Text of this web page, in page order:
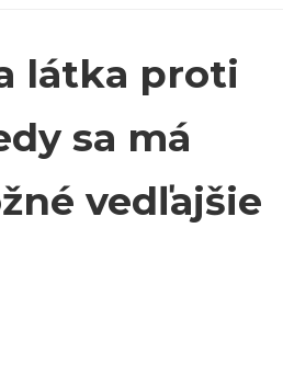
látka proti
sa má
vedľajšie